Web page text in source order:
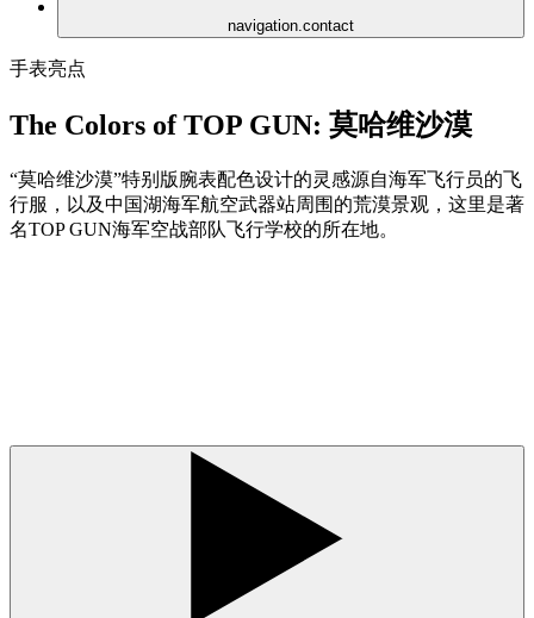
navigation.contact
手表亮点
The Colors of TOP GUN: 莫哈维沙漠
“莫哈维沙漠”特别版腕表配色设计的灵感源自海军飞行员的飞
行服，以及中国湖海军航空武器站周围的荒漠景观，这里是著
名TOP GUN海军空战部队飞行学校的所在地。